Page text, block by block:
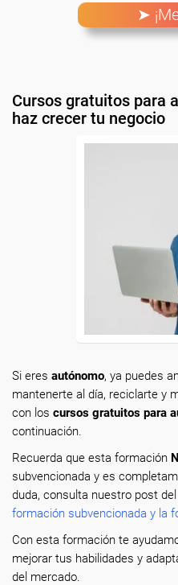
➤
Cursos gratuitos para
haz crecer tu negocio
Si eres autónomo, ya puedes
mantenerte al día, reciclarte y
con los cursos gratuitos para
continuación.
Recuerda que esta formación
subvencionada y es
duda, consulta nuestro post del
formación subvencionada y la
Con esta formación te
mejorar tus habilidades y
del mercado.